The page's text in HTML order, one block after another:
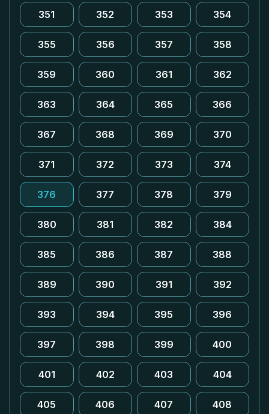
351 352 353 354
355 356 357 358
359 360 361 362
363 364 365 366
367 368 369 370
371 372 373 374
376 377 378 379
380 381 382 384
385 386 387 388
389 390 391 392
393 394 395 396
397 398 399 400
401 402 403 404
405 406 407 408